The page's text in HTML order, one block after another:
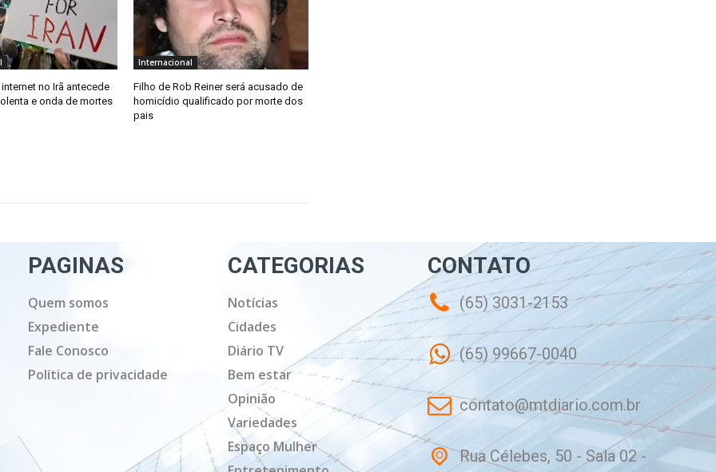
no Irã antecede
e onda de mortes
Internacional
Filho de Rob Reiner será acusado de
homicídio qualificado por morte dos
pais
PAGINAS
Quem somos
Expediente
Fale Conosco
Política de privacidade
CATEGORIAS
Notícias
Cidades
Diário TV
Bem estar
Opinião
Variedades
Espaço Mulher
CONTATO
(65) 3031-2153
(65) 99667-0040
contato@mtdiario.com.br
Rua Célebes, 50 - Sala 02 -